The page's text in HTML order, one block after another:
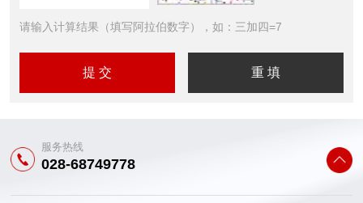
请输入计算结果（填写阿拉伯数字），如：三加四=7
服务热线
028-68749778